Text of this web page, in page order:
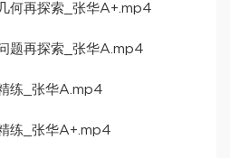
何再探索_张华A+.mp4
题再探索_张华A.mp4
练_张华A.mp4
练_张华A+.mp4